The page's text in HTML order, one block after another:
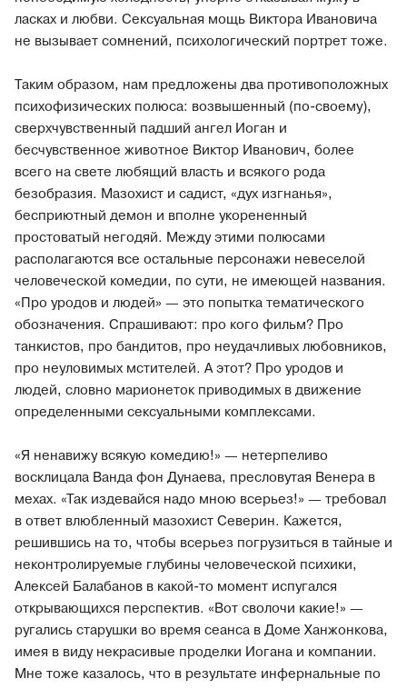
ласках и любви. Сексуальная мощь Виктора Ивановича
не вызывает сомнений, психологический портрет тоже.
Таким образом, нам предложены два противоположных
психофизических полюса: возвышенный (по-своему),
сверхчувственный падший ангел Иоган и
бесчувственное животное Виктор Иванович, более
всего на свете любящий власть и всякого рода
безобразия. Мазохист и садист, «дух изгнанья»,
бесприютный демон и вполне укорененный
простоватый негодяй. Между этими полюсами
располагаются все остальные персонажи невеселой
человеческой комедии, по сути, не имеющей названия.
«Про уродов и людей» — это попытка тематического
обозначения. Спрашивают: про кого фильм? Про
танкистов, про бандитов, про неудачливых любовников,
про неуловимых мстителей. А этот? Про уродов и
людей, словно марионеток приводимых в движение
определенными сексуальными комплексами.
«Я ненавижу всякую комедию!» — нетерпеливо
восклицала Ванда фон Дунаева, пресловутая Венера в
мехах. «Так издевайся надо мною всерьез!» — требовал
в ответ влюбленный мазохист Северин. Кажется,
решившись на то, чтобы всерьез погрузиться в тайные и
неконтролируемые глубины человеческой психики,
Алексей Балабанов в какой-то момент испугался
открывающихся перспектив. «Вот сволочи какие!» —
ругались старушки во время сеанса в Доме Ханжонкова,
имея в виду некрасивые проделки Иогана и компании.
Мне тоже казалось, что в результате инфернальные по